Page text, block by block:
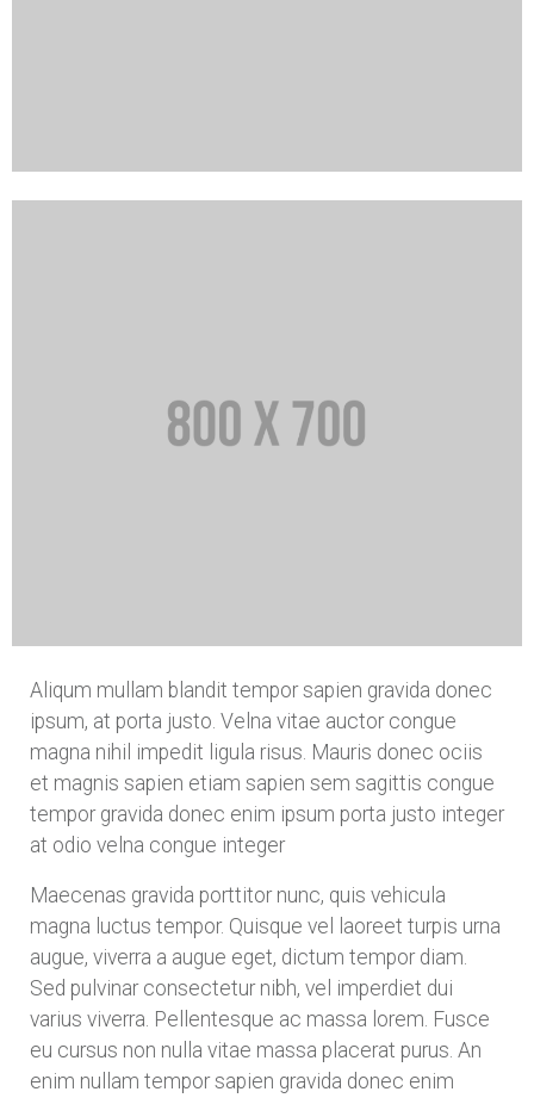
Aliqum mullam blandit tempor sapien gravida donec
ipsum, at porta justo. Velna vitae auctor congue
magna nihil impedit ligula risus. Mauris donec ociis
et magnis sapien etiam sapien sem sagittis congue
tempor gravida donec enim ipsum porta justo integer
at odio velna congue integer
Maecenas gravida porttitor nunc, quis vehicula
magna luctus tempor. Quisque vel laoreet turpis urna
augue, viverra a augue eget, dictum tempor diam.
Sed pulvinar consectetur nibh, vel imperdiet dui
varius viverra. Pellentesque ac massa lorem. Fusce
eu cursus non nulla vitae massa placerat purus. An
enim nullam tempor sapien gravida donec enim